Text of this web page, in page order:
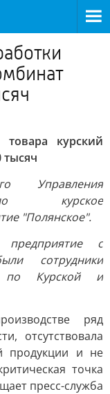
курский
Управления
курское
"Полянское".
с
сотрудники
по Курской и
ряд
отсутствовала
продукции и не
точка
пресс-служба